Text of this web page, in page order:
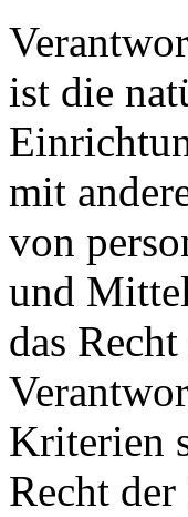
ist die
mit
von
und
das
Kriterien
Recht